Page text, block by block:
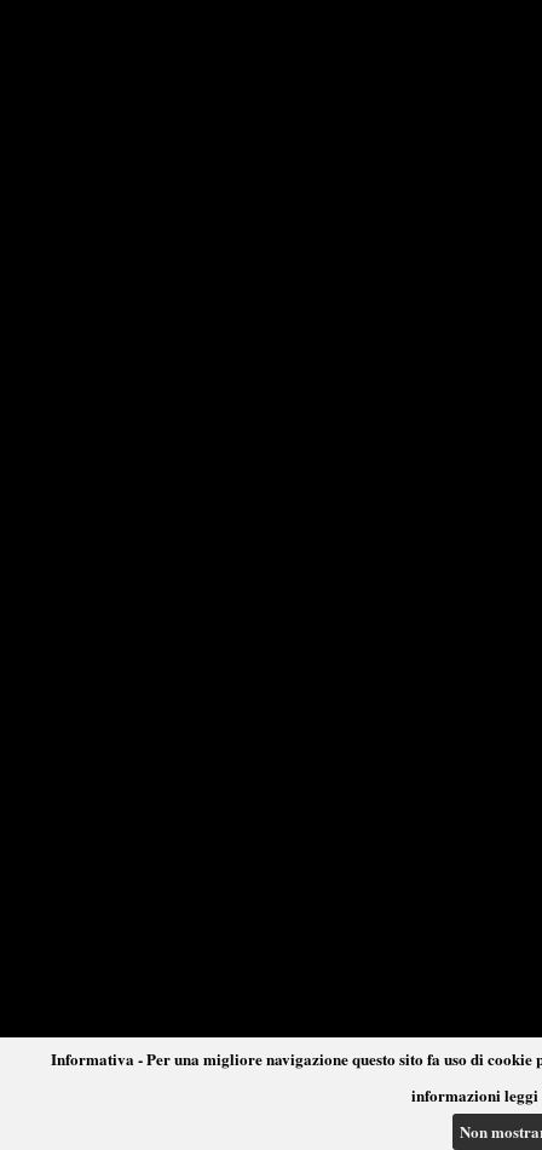
Informativa - Per una migliore navigazione questo sito fa uso di
informazioni leggi
Non